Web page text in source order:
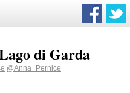
di Garda
@Anna_Pernice